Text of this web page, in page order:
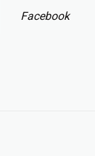
Facebook